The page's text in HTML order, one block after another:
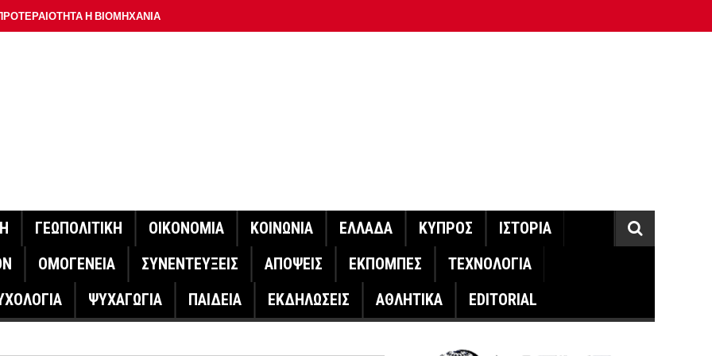
Η ΒΙΟΜΗΧΑΝΙΑ
Η ΠΛΑΤΦΟΡΜΑ
ΣΑΝ ΣΗΜΕΡΑ
Ο ΜΗΤΣΟΤΑΚΗΣ ΓΙΑ ΤΟΥΣ ΠΥΡΟΠΛΗΚΤΟΥΣ
ΕΡΕΥΝΗΤΗΣ ΣΤΗ ΔΑΝΙΑ ΣΧΕΔΙΑΖΕΙ DRONE ΓΙΑ ΤΗ
ΓΕΩΠΟΛΙΤΙΚΗ ΟΙΚΟΝΟΜΙΑ ΚΟΙΝΩΝΙΑ ΕΛΛΑΔΑ ΚΥΠΡΟΣ
ΙΣΤΟΡΙΑ
ΟΜΟΓΕΝΕΙΑ ΣΥΝΕΝΤΕΥΞΕΙΣ ΑΠΟΨΕΙΣ ΕΚΠΟΜΠΕΣ
ΤΕΧΝΟΛΟΓΙΑ
ΨΥΧΑΓΩΓΙΑ ΠΑΙΔΕΙΑ ΕΚΔΗΛΩΣΕΙΣ ΑΘΛΗΤΙΚΑ EDITORIAL